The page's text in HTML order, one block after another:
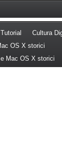
tab)(Opens a
Cultura
OS X storici
Mac OS X storici